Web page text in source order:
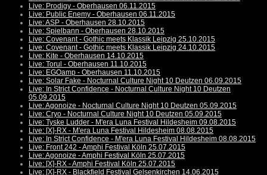
Live: Prodigy - Oberhausen 06.11.2015
Live: Public Enemy - Oberhausen 06.11.2015
Live: ASP - Oberhausen 28.10.2015
Live: Spielbann - Oberhausen 28.10.2015
Live: Covenant - Gothic meets Klassik Leipzig 25.10.2015
Live: Covenant - Gothic meets Klassik Leipzig 24.10.2015
Live: Kite - Oberhausen 14.10.2015
Live: Torul - Oberhausen 11.10.2015
Live: EGOamp - Oberhausen 11.10.2015
Live: Solar Fake - Nocturnal Culture Night 10 Deutzen 06.09.2015
Live: In Strict Confidence - Nocturnal Culture Night 10 Deutzen
05.09.2015
Live: Agonoize - Nocturnal Culture Night 10 Deutzen 05.09.2015
Live: Cryo - Nocturnal Culture Night 10 Deutzen 05.09.2015
Live: Tyske Ludder - M'era Luna Festival Hildesheim 09.08.2015
Live: [X]-RX - M'era Luna Festival Hildesheim 08.08.2015
Live: In Strict Confidence - M'era Luna Festival Hildesheim 08.08.2015
Live: Front 242 - Amphi Festival Köln 25.07.2015
Live: Agonoize - Amphi Festival Köln 25.07.2015
Live: [X]-RX - Amphi Festival Köln 25.07.2015
Live: [X]-RX - Blackfield Festival Gelsenkirchen 14.06.2015